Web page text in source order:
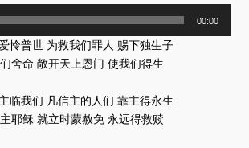
00:00
怜普世 为救我们罪人 赐下独生子
舍命 敞开天上恩门 使我们得生
临我们 凡信主的人们 靠主得永生
耶稣 就立时蒙赦免 永远得救赎